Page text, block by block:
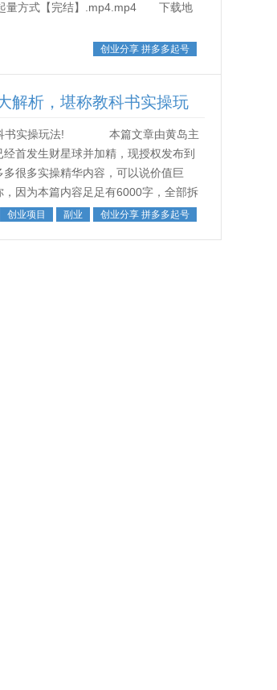
量方式【完结】.mp4.mp4 下载地
创业分享 拼多多起号
解析，堪称教科书实操玩
科书实操玩法! 本篇文章由黄岛主
首发生财星球并加精，现授权发布到
很多实操精华内容，可以说价值巨
因为本篇内容足足有6000字，全部拆
目课程的价值...
创业项目 副业 创业分享 拼多多起号